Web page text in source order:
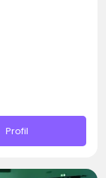
Profil